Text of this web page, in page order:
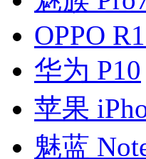
OPPO
华为 P10
苹果
魅蓝